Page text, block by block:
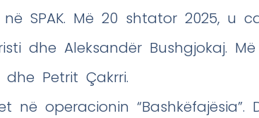
SPAK. Më 20 shtator 2025, u
dhe Aleksandër Bushgjokaj.
Petrit Çakrri.
operacionin “Bashkëfajësia”.